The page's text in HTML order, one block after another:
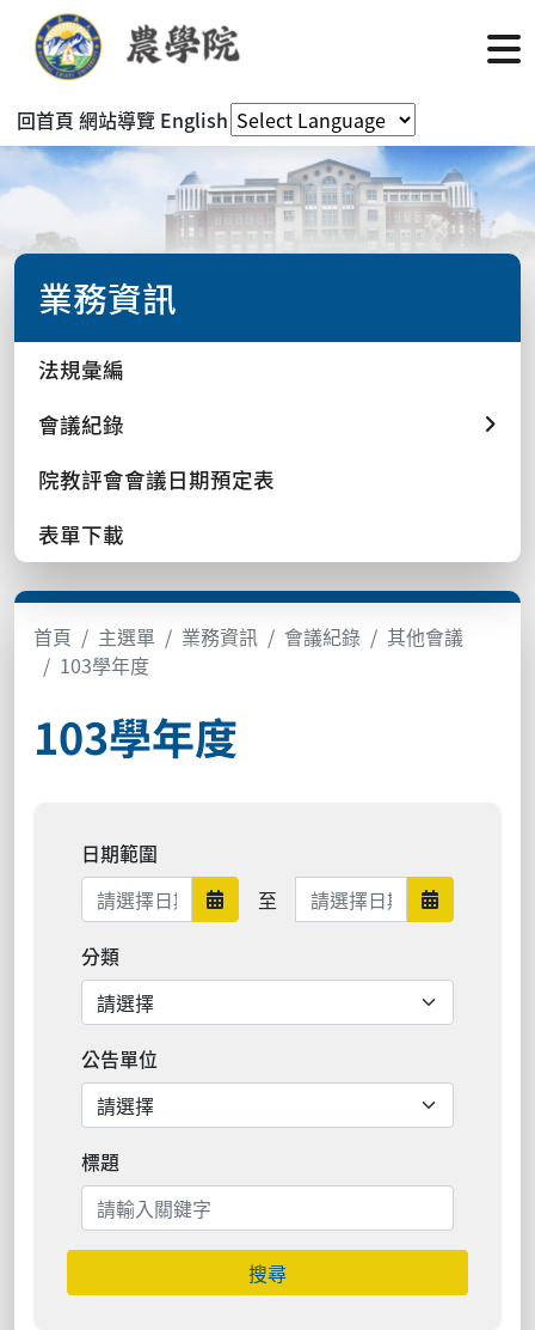
回首頁 網站導覽 English
業務資訊
法規彙編
會議紀錄
院教評會會議日期預定表
表單下載
首頁 主選單 業務資訊 會議紀錄
其他會議
103學年度
103學年度
日期範圍
日期範圍開始
至 日期範圍結束 日期範圍
分類
公告單位
標題
搜尋